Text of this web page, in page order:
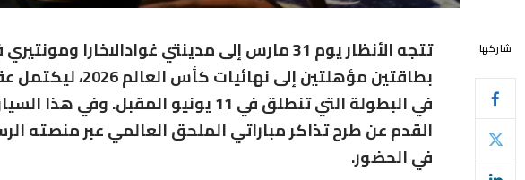
شاركها تتجه الأنظار يوم 31 مارس إلى مدينتي غوادالاخارا ومونتيري
بطاقتين مؤهلتين إلى نهائياتكأس العالم 2026
في البطولة التي تنطلق في 11 يونيو المقبل. وفي هذا السياق، أعلن
القدمعن طرح تذاكر مباراتي الملحق العالمي عبر منصته
في الحضور.